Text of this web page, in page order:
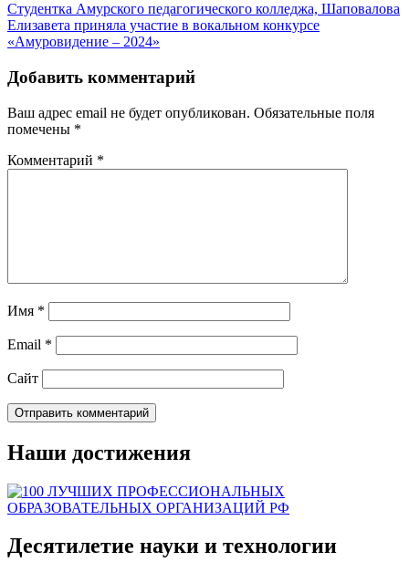
Студентка Амурского педагогического колледжа, Шаповалова
Елизавета приняла участие в вокальном конкурсе
«Амуровидение – 2024»
Добавить комментарий
Ваш адрес email не будет опубликован. Обязательные поля
помечены *
Комментарий *
Имя *
Email *
Сайт
Наши достижения
Десятилетие науки и технологии